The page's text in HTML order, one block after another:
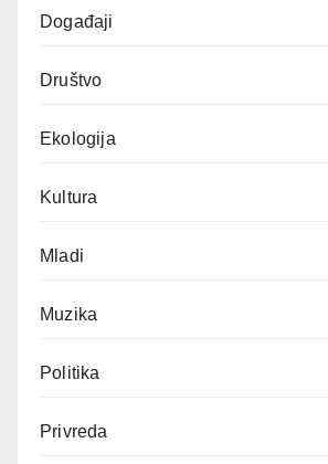
Događaji
Društvo
Ekologija
Kultura
Mladi
Muzika
Politika
Privreda